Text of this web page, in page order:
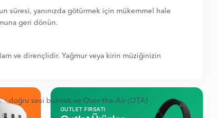
süresi, yanınızda götürmek için mükemmel hale
geri dönün.
ve dirençlidir. Yağmur veya kirin müziğinizin
doğru sesi bulmak ve Over-the-Air (OTA)
OUTLET FIRSATI